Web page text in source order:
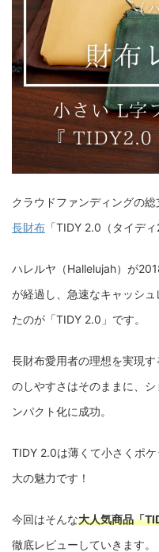
クラウドファンディングの
長財布 「TIDY 2.0（タイディ
ハレルヤ（Hallelujah）が
が経過し、急速なキャッシ
たのが「TIDY 2.0」です。
長財布愛用者の理想を実現
のしやすさはそのままに、
ンパクト化に成功。
TIDY 2.0は薄くて小さくポ
大の魅力です！
今回はそんな大人気商品「
徹底レビューしていきます。